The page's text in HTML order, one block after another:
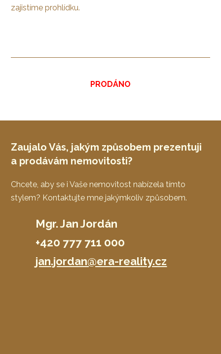
zajistíme prohlídku.
PRODÁNO
Zaujalo Vás, jakým způsobem prezentuji
a prodávám nemovitosti?
Chcete, aby se i Vaše nemovitost nabízela tímto
stylem? Kontaktujte mne jakýmkoliv způsobem.
Mgr. Jan Jordán
+420 777 711 000
jan.jordan@era-reality.cz